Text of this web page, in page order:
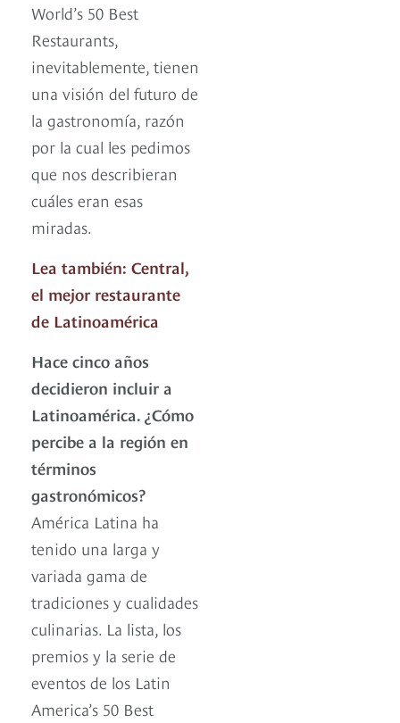
World’s 50 Best
Restaurants,
inevitablemente, tienen
una visión del futuro de
la gastronomía, razón
por la cual les pedimos
que nos describieran
cuáles eran esas
miradas.
Lea también: Central,
el mejor restaurante
de Latinoamérica
Hace cinco años
decidieron incluir a
Latinoamérica. ¿Cómo
percibe a la región en
términos
gastronómicos?
América Latina ha
tenido una larga y
variada gama de
tradiciones y cualidades
culinarias. La lista, los
premios y la serie de
eventos de los Latin
America’s 50 Best